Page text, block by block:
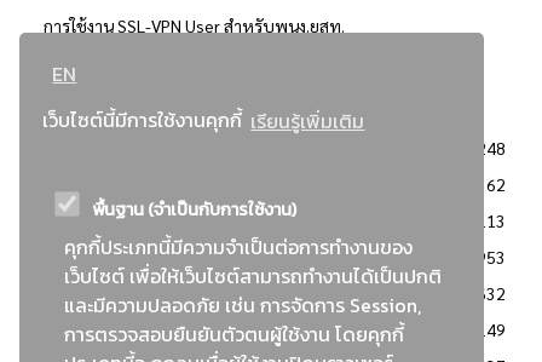
EN
เว็บไซต์นี้มีการใช้งานคุกกี้ เรียนรู้เพิ่มเติม
พื้นฐาน (จำเป็นกับการใช้งาน)
คุกกี้ประเภทนี้มีความจำเป็นต่อการทำงานของ
เว็บไซต์ เพื่อให้เว็บไซต์สามารถทำงานได้เป็นปกติ
และมีความปลอดภัย เช่น การจัดการ Session,
การตรวจสอบยืนยันตัวตนผู้ใช้งาน โดยคุกกี้
การใช้งาน SSL-VPN User สำหรับพนง.ยสท.
..ยอดนิยม..
3248
2362
: วิธีเฉพาะเจาะจง
2113
ข่าวสาร/ประกาศ
1953
: เอกสารส่งเสริมความโปร่งใสในการจัดซื้อจัดจ้าง
1632
ข่าวสารจัดซื้อจัดจ้าง
1149